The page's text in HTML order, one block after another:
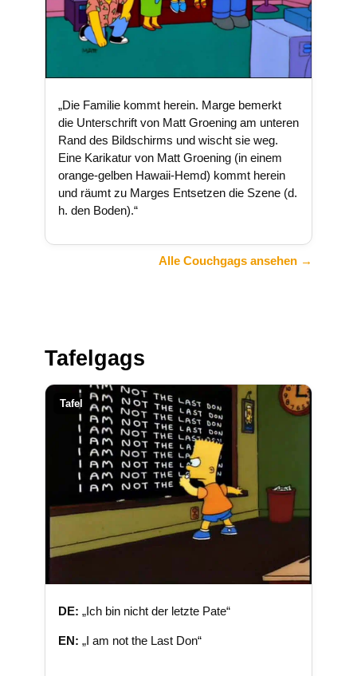
„Die Familie kommt herein. Marge bemerkt
die Unterschrift von Matt Groening am unteren
Rand des Bildschirms und wischt sie weg.
Eine Karikatur von Matt Groening (in einem
orange-gelben Hawaii-Hemd) kommt herein
und räumt zu Marges Entsetzen die Szene (d.
h. den Boden).“
Alle Couchgags ansehen →
Tafelgags
Tafel
DE: „Ich bin nicht der letzte Pate“
EN: „I am not the Last Don“